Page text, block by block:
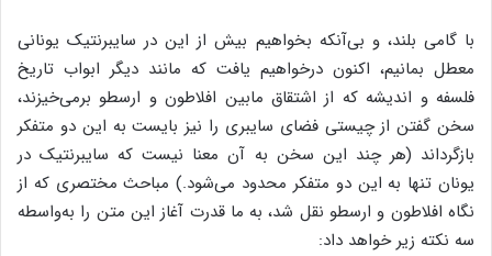
با گامی بلند، و بی‌آنکه بخواهیم بیش از این در سایبرنتیک یونانی
معطل بمانیم، اکنون درخواهیم یافت که مانند دیگر ابواب تاریخ
فلسفه و اندیشه که از اشتقاق مابین افلاطون و ارسطو برمی‌خیزند،
سخن گفتن از چیستی فضای سایبری را نیز بایست به این دو متفکر
بازگرداند (هر چند این سخن به آن معنا نیست که سایبرنتیک در
یونان تنها به این دو متفکر محدود می‌شود.) مباحث مختصری که از
نگاه افلاطون و ارسطو نقل شد، به ما قدرت آغاز این متن را به‌واسطه
سه نکته زیر خواهد داد: